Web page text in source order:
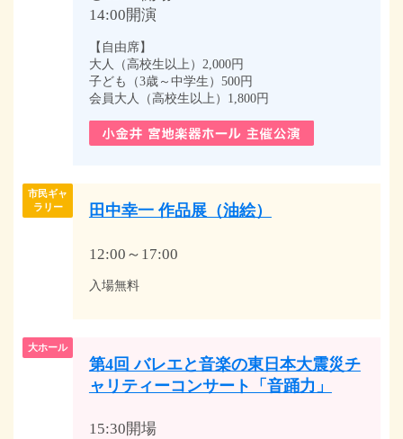
14:00開演
【自由席】
大人（高校生以上）2,000円
子ども（3歳～中学生）500円
会員大人（高校生以上）1,800円
市民ギャ
ラリー
田中幸一 作品展（油絵）
12:00～17:00
入場無料
大ホール
第4回 バレエと音楽の東日本大震災チ
ャリティーコンサート「音踊力」
15:30開場